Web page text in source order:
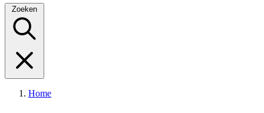
Zoeken
Home